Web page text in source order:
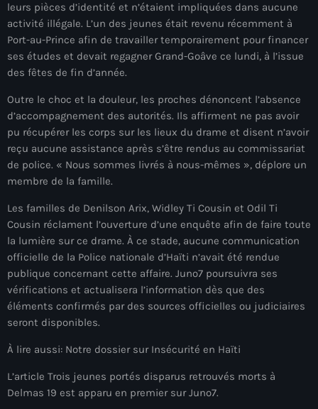
septembre 2025
août 2025
juillet 2025
mai 2025
avril 2025
mars 2025
février 2025
janvier 2025
décembre 2024
novembre 2024
octobre 2024
juillet 2024
leurs pièces d’identité et n’étaient impliquées dans aucune
activité illégale. L’un des jeunes était revenu récemment à
Port-au-Prince afin de travailler temporairement pour financer
ses études et devait regagner Grand-Goâve ce lundi, à l’issue
des fêtes de fin d’année.
Outre le choc et la douleur, les proches dénoncent l’absence
d’accompagnement des autorités. Ils affirment ne pas avoir
pu récupérer les corps sur les lieux du drame et disent n’avoir
reçu aucune assistance après s’être rendus au commissariat
de police. « Nous sommes livrés à nous-mêmes », déplore un
membre de la famille.
Les familles de Denilson Arix, Widley Ti Cousin et Odil Ti
Cousin réclament l’ouverture d’une enquête afin de faire toute
la lumière sur ce drame. À ce stade, aucune communication
officielle de la Police nationale d’Haïti n’avait été rendue
publique concernant cette affaire. Juno7 poursuivra ses
vérifications et actualisera l’information dès que des
éléments confirmés par des sources officielles ou judiciaires
seront disponibles.
À lire aussi: Notre dossier sur Insécurité en Haïti
L’article Trois jeunes portés disparus retrouvés morts à
Delmas 19 est apparu en premier sur Juno7.